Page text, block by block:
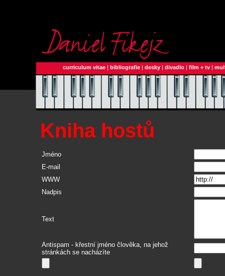
curriculum vitae | bibliografie | desky | divadlo | film + tv |
Kniha hostů
Jméno
E-mail
WWW
Nadpis
Text
Antispam - křestní jméno člověka, na jehož
stránkách se nacházíte